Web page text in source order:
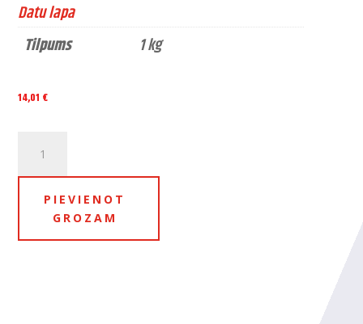
Datu lapa
Tilpums
1 kg
14,01 €
PUTTY
BLACK
daudzums
PIEVIENOT
GROZAM